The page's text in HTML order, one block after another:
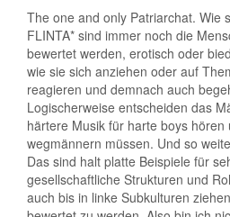
The one and only Patriarchat. Wie
FLINTA* sind immer noch die
bewertet werden, erotisch oder
wie sie sich anziehen oder auf
reagieren und demnach auch
Logischerweise entscheiden das
härtere Musik für harte boys
wegmännern müssen. Und so
Das sind halt platte Beispiele für
gesellschaftliche Strukturen und
auch bis in linke Subkulturen